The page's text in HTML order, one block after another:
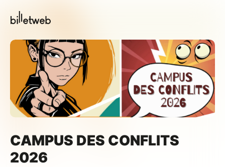
CAMPUS DES CONFLITS
2026